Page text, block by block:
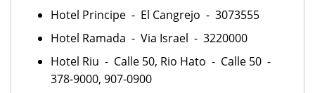
Hotel Principe - El Cangrejo - 3073555
Hotel Ramada - Via Israel - 3220000
Hotel Riu - Calle 50, Rio Hato - Calle 50 -
378-9000, 907-0900